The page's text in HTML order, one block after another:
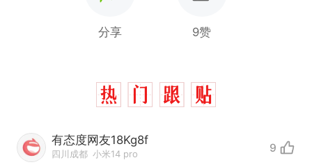
分享 9赞
有态度网友18Kg8f
四川成都 小米14 pro 9